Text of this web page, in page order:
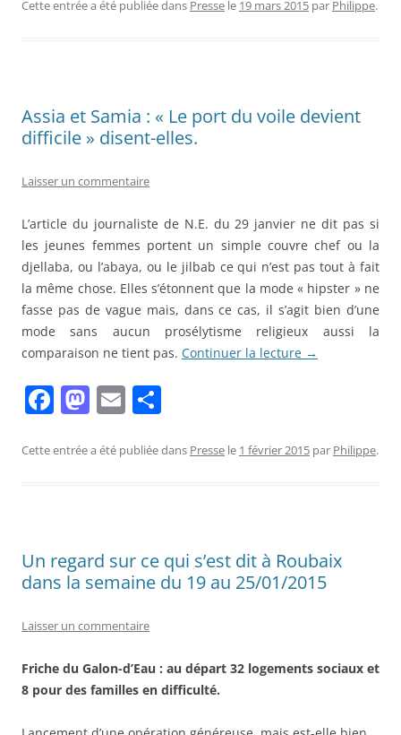
c
o
k
st
n
ai ta
Cette entrée a été publiée dans Presse le 19 mars 2015 par Philippe.
Assia et Samia : « Le port du voile devient
difficile » disent-elles.
Laisser un commentaire
L’article du journaliste de N.E. du 29 janvier ne dit pas si
les jeunes femmes portent un simple couvre chef ou la
djellaba, ou l’abaya, ou le jilbab ce qui n’est pas tout à fait
la même chose. Elles s’étonnent que la mode « hipster » ne
fasse pas de vague mais, dans ce cas, il s’agit bien d’une
mode sans aucun prosélytisme religieux aussi la
comparaison ne tient pas. Continuer la lecture →
F
c
o
k
M
st
n
E
ai ta
Cette entrée a été publiée dans Presse le 1 février 2015 par Philippe.
Un regard sur ce qui s’est dit à Roubaix
dans la semaine du 19 au 25/01/2015
Laisser un commentaire
Friche du Galon-d’Eau : au départ 32 logements sociaux et
8 pour des familles en difficulté.